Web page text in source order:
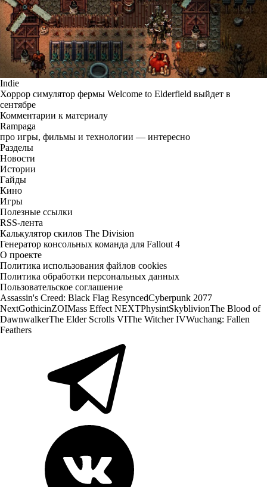
Indie
Хоррор симулятор фермы Welcome to Elderfield выйдет в
сентябре
Комментарии к материалу
Rampaga
про игры, фильмы и технологии — интересно
Разделы
Новости
Истории
Гайды
Кино
Игры
Полезные ссылки
RSS-лента
Калькулятор скилов The Division
Генератор консольных команда для Fallout 4
О проекте
Политика использования файлов cookies
Политика обработки персональных данных
Пользовательское соглашение
Assassin's Creed: Black Flag ResyncedCyberpunk 2077
NextGothicinZOIMass Effect NEXTPhysintSkyblivionThe Blood of
DawnwalkerThe Elder Scrolls VIThe Witcher IVWuchang: Fallen
Feathers